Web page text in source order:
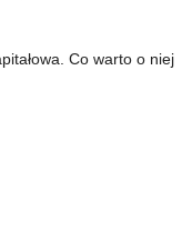
Co warto o niej